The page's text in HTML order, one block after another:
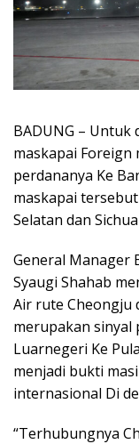
BADUNG –
maskapai
perdananya Ke
maskapai
Selatan dan
General Manager
Syaugi Shahab
Air rute Cheongju
merupakan sinyal
Luarnegeri Ke
menjadi bukti
internasional Di
“Terhubungnya